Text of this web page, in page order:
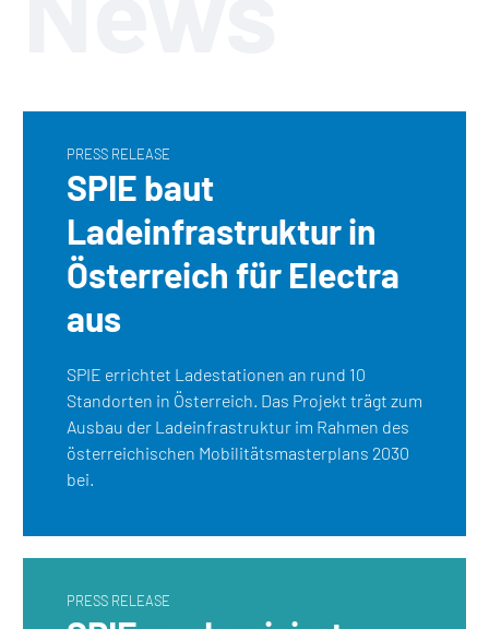
PRESS RELEASE
SPIE baut
Ladeinfrastruktur in
Österreich für Electra
aus
SPIE errichtet Ladestationen an rund 10
Standorten in Österreich. Das Projekt trägt zum
Ausbau der Ladeinfrastruktur im Rahmen des
österreichischen Mobilitätsmasterplans 2030
bei.
PRESS RELEASE